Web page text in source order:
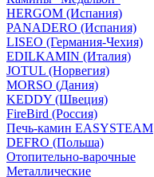
HERGOM (Испания)
PANADERO (Испания)
LISEO (Германия-Чехия)
EDILKAMIN (Италия)
JOTUL (Норвегия)
MORSO (Дания)
KEDDY (Швеция)
FireBird (Россия)
Печь-камин EASYSTEAM
DEFRO (Польша)
Отопительно-варочные
Металлические